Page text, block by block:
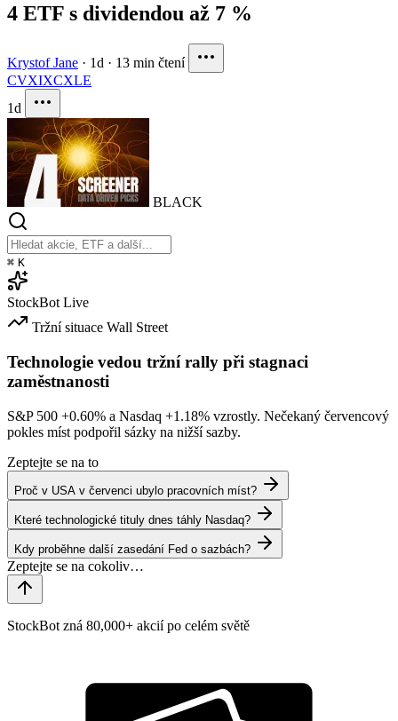
4 ETF s dividendou až 7 %
Krystof Jane · 1d · 13 min čtení
CVXIXCXLE
1d
BLACK
⌘ K
StockBot Live
Tržní situace Wall Street
Technologie vedou tržní rally při stagnaci
zaměstnanosti
S&P 500 +0.60% a Nasdaq +1.18% vzrostly. Nečekaný červencový
pokles míst podpořil sázky na nižší sazby.
Zeptejte se na to
Proč v USA v červenci ubylo pracovních míst?
Které technologické tituly dnes táhly Nasdaq?
Kdy proběhne další zasedání Fed o sazbách?
StockBot zná 80,000+ akcií po celém světě